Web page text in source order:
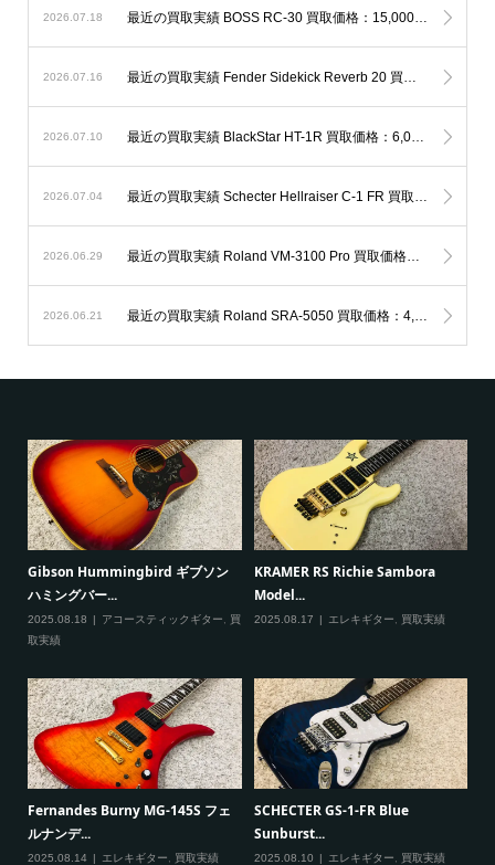
2026.07.18 最近の買取実績 BOSS RC-30 買取価格：15,000円 / 店頭買取
2026.07.16 最近の買取実績 Fender Sidekick Reverb 20 買取価格：7,000円 / 店頭買取
2026.07.10 最近の買取実績 BlackStar HT-1R 買取価格：6,000円 / 店頭買取
2026.07.04 最近の買取実績 Schecter Hellraiser C-1 FR 買取価格：45,000円 / 店頭買取
2026.06.29 最近の買取実績 Roland VM-3100 Pro 買取価格：12,000円 / 店頭買取
2026.06.21 最近の買取実績 Roland SRA-5050 買取価格：4,000円 / 店頭買取
Gibson Hummingbird ギブソン
ハミングバー...
2025.08.18 アコースティックギター
買
取実績
KRAMER RS Richie Sambora
Model...
2025.08.17 エレキギター 買取実績
Fernandes Burny MG-145S フェ
ルナンデ...
2025.08.14 エレキギター 買取実績
SCHECTER GS-1-FR Blue
Sunburst...
2025.08.10 エレキギター 買取実績